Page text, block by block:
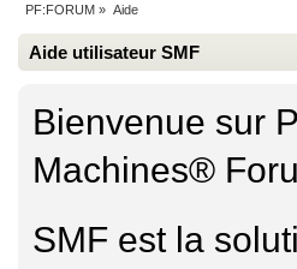
PF:FORUM » Aide
Aide utilisateur SMF
Bienvenue sur
Machines®
SMF est la